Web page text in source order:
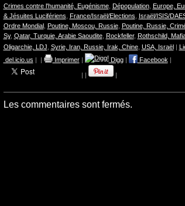
Crimes contre l'humanité, Eugénisme, Dépopulation, Europe,
& Jésuites Lucifériens France/Israël/Elections Israël/ISIS/
Ordre Mondial, Poutine, Moscou, Russie, Poutine, Russie,
Sy, Qatar, Turquie, Arabie Saoudite, Rockfeller, Rothschild,
Oligarchie, LDJ Syrie, Iran, Russie, Irak, Chine, USA, Israël|
del.icio.us | | Imprimer| Digg| Facebook |
| | |
Les commentaires sont fermés.